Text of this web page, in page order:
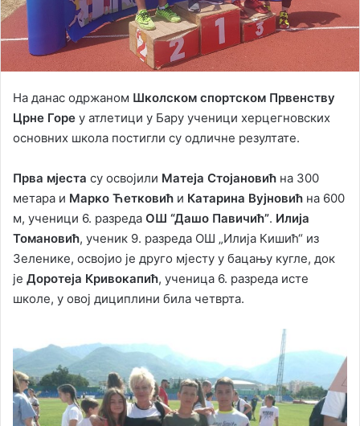
На данас одржаном Школском спортском Првенству
Црне Горе у атлетици у Бару ученици херцегновских
основних школа постигли су одличне резултате.
Прва мјеста су освојили Матеја Стојановић на 300
метара и Марко Ћетковић и Катарина Вујновић на 600
м, ученици 6. разреда ОШ “Дашо Павичић”. Илија
Томановић, ученик 9. разреда ОШ „Илија Кишић“ из
Зеленике, освојио је друго мјесту у бацању кугле, док
је Доротеја Кривокапић, ученица 6. разреда исте
школе, у овој дициплини била четврта.